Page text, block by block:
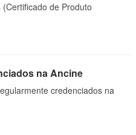
de Produto
na Ancine
credenciados na